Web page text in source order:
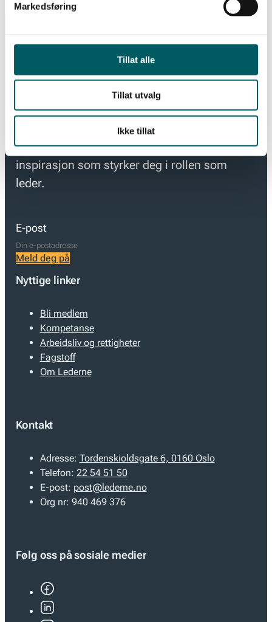
Markedsføring
Tillat alle
Tillat utvalg
Ikke tillat
Få de siste ledelsesnyhetene
Hold deg oppdatert med de viktigste nyhetene
og innsiktene for moderne ledelse. Meld deg
på vårt nyhetsbrev og få tips, råd og
inspirasjon som styrker deg i rollen som
leder.
E-post
Meld deg på
Nyttige linker
Bli medlem
Kompetanse
Arbeidsliv og rettigheter
Fagstoff
Om Lederne
Kontakt
Adresse: Tordenskioldsgate 6, 0160 Oslo
Telefon: 22 54 51 50
E-post: post@lederne.no
Org nr: 940 469 376
Følg oss på sosiale medier